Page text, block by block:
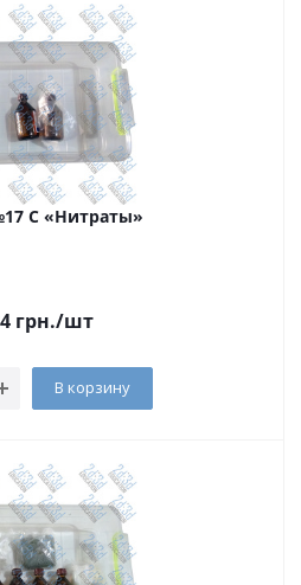
С «Нитраты»
грн./шт
В корзину